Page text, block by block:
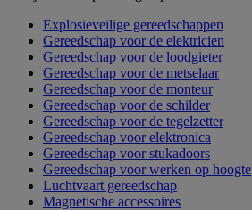
Explosieveilige gereedschappen
Gereedschap voor de elektricien
Gereedschap voor de loodgieter
Gereedschap voor de metselaar
Gereedschap voor de monteur
Gereedschap voor de schilder
Gereedschap voor de tegelzetter
Gereedschap voor elektronica
Gereedschap voor stukadoors
Gereedschap voor werken op hoogte
Luchtvaart gereedschap
Magnetische accessoires